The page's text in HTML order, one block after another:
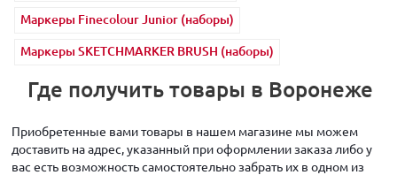
Маркеры Finecolour Junior (наборы)
Маркеры SKETCHMARKER BRUSH (наборы)
Где получить товары в Воронеже
Приобретенные вами товары в нашем магазине мы можем
доставить на адрес, указанный при оформлении заказа либо у
вас есть возможность самостоятельно забрать их в одном из